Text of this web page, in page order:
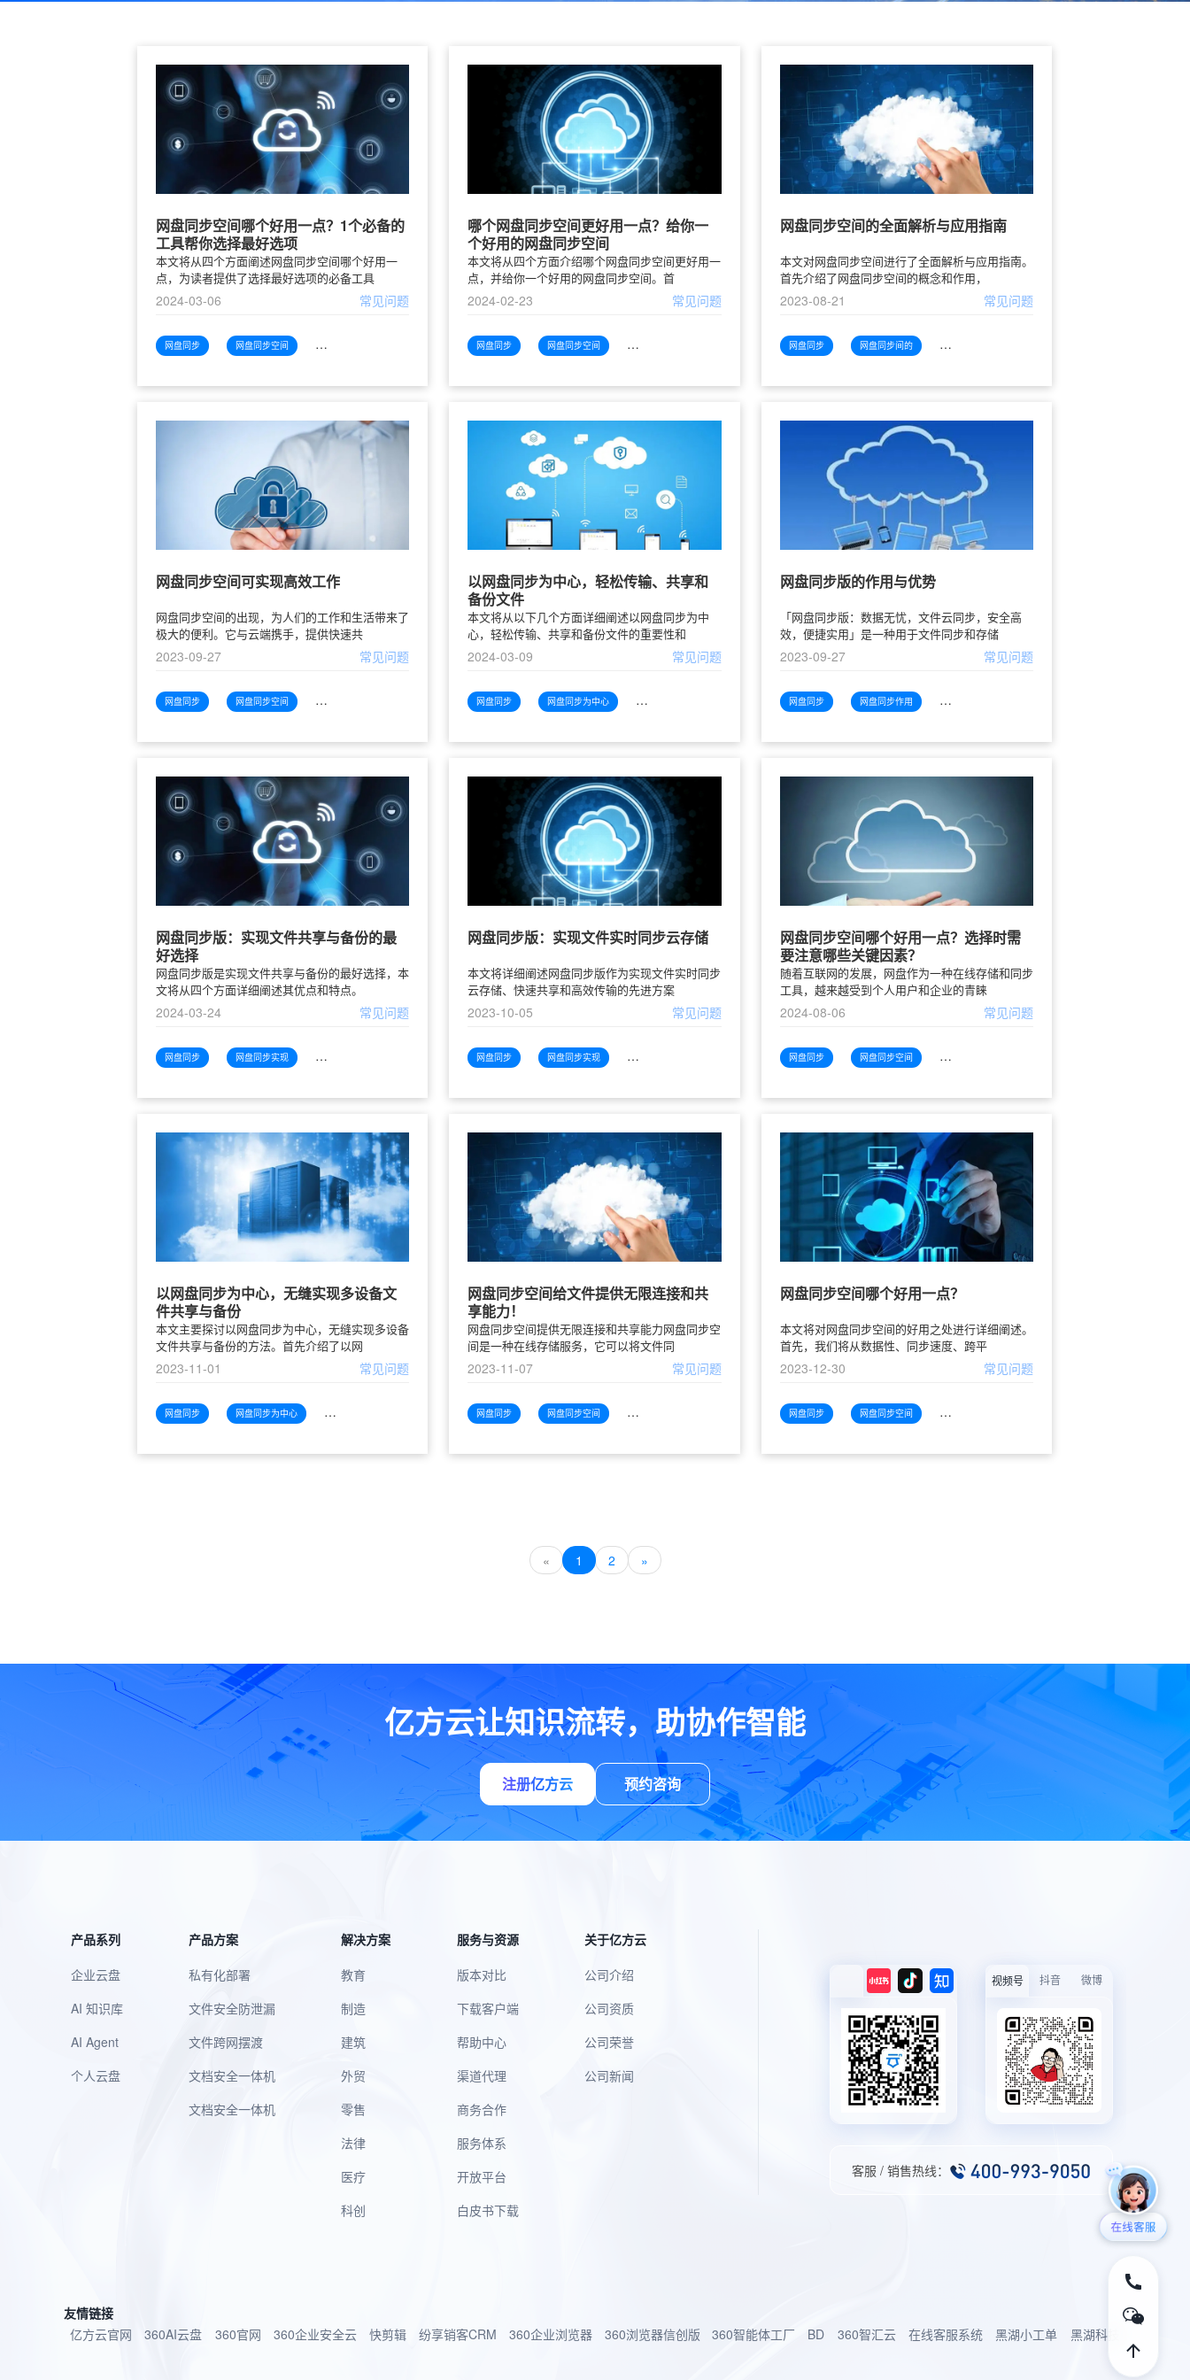
网盘同步空间哪个好用一点？1个必备的
工具帮你选择最好选项
本文将从四个方面阐述网盘同步空间哪个好用一
点，为读者提供了选择最好选项的必备工具
2024-03-06 常见问题
网盘同步 网盘同步空间 网盘同步空间哪个
哪个网盘同步空间更好用一点？给你一
个好用的网盘同步空间
本文将从四个方面介绍哪个网盘同步空间更好用一
点，并给你一个好用的网盘同步空间。首
2024-02-23 常见问题
网盘同步 网盘同步空间 网盘同步空间哪个
网盘同步空间的全面解析与应用指南
本文对网盘同步空间进行了全面解析与应用指南。
首先介绍了网盘同步空间的概念和作用，
2023-08-21 常见问题
网盘同步 网盘同步间的 网盘同步间的全面
网盘同步空间可实现高效工作
网盘同步空间的出现，为人们的工作和生活带来了
极大的便利。它与云端携手，提供快速共
2023-09-27 常见问题
网盘同步 网盘同步空间 网盘同步空间可实现
以网盘同步为中心，轻松传输、共享和
备份文件
本文将从以下几个方面详细阐述以网盘同步为中
心，轻松传输、共享和备份文件的重要性和
2024-03-09 常见问题
网盘同步 网盘同步为中心 网盘同步为中心轻松
网盘同步版的作用与优势
「网盘同步版：数据无忧，文件云同步，安全高
效，便捷实用」是一种用于文件同步和存储
2023-09-27 常见问题
网盘同步 网盘同步作用 网盘同步作用优势
网盘同步版：实现文件共享与备份的最
好选择
网盘同步版是实现文件共享与备份的最好选择，本
文将从四个方面详细阐述其优点和特点。
2024-03-24 常见问题
网盘同步 网盘同步实现 网盘同步实现文件
网盘同步版：实现文件实时同步云存储
本文将详细阐述网盘同步版作为实现文件实时同步
云存储、快速共享和高效传输的先进方案
2023-10-05 常见问题
网盘同步 网盘同步实现 网盘同步实现文件
网盘同步空间哪个好用一点？选择时需
要注意哪些关键因素？
随着互联网的发展，网盘作为一种在线存储和同步
工具，越来越受到个人用户和企业的青睐
2024-08-06 常见问题
网盘同步 网盘同步空间 网盘同步空间哪个
以网盘同步为中心，无缝实现多设备文
件共享与备份
本文主要探讨以网盘同步为中心，无缝实现多设备
文件共享与备份的方法。首先介绍了以网
2023-11-01 常见问题
网盘同步 网盘同步为中心 网盘同步为中心无缝
网盘同步空间给文件提供无限连接和共
享能力！
网盘同步空间提供无限连接和共享能力网盘同步空
间是一种在线存储服务，它可以将文件同
2023-11-07 常见问题
网盘同步 网盘同步空间 网盘同步空间文件
网盘同步空间哪个好用一点？
本文将对网盘同步空间的好用之处进行详细阐述。
首先，我们将从数据性、同步速度、跨平
2023-12-30 常见问题
网盘同步 网盘同步空间 网盘同步空间哪个
« 1 2 »
亿方云让知识流转，助协作智能
注册亿方云 预约咨询
产品系列
企业云盘
AI 知识库
AI Agent
个人云盘
产品方案
私有化部署
文件安全防泄漏
文件跨网摆渡
文档安全一体机
文档安全一体机
解决方案
教育
制造
建筑
外贸
零售
法律
医疗
科创
服务与资源
版本对比
下载客户端
帮助中心
渠道代理
商务合作
服务体系
开放平台
白皮书下载
关于亿方云
公司介绍
公司资质
公司荣誉
公司新闻
视频号 抖音 微博
客服 / 销售热线：
友情链接
亿方云官网
360AI云盘 360官网 360企业安全云 快剪辑 纷享销客CRM 360企业浏览器 360浏览器信创版 360智能体工厂 BD 360智汇云 在线客服系统 黑湖小工单 黑湖科技